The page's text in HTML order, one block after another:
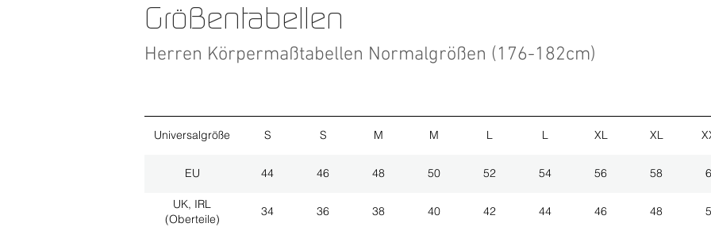
Herren Körpermaßtabellen Normalgrößen (176-182cm)
Größentabellen
Universalgröße S S M M L L XL XL
EU 44 46 48 50 52 54 56 58
UK, IRL
(Oberteile)
34 36 38 40 42 44 46 48